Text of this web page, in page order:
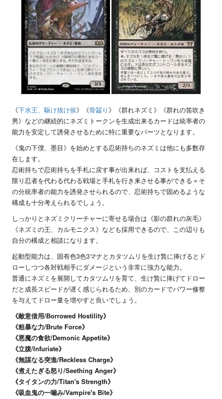
《下水王、駆け抜け侯》《骨齧り 》《群れネズミ》《群れの笛吹き
男》などの継続的にネズミトークンを生成出来るカードは統率者の
能力を安定して誘発させるために特に重要なパーツとなります。
《鬼の下僕、墨目》を始めとする忍術持ちのネズミは他にも多数存
在します。
忍術持ちで忍術持ちを手札に戻す事が出来れば、コストを支払える
限り忍者を代わる代わる戦場と手札を行き来させる事ができる＝そ
の分統率者の能力を誘発させられるので、忍術持ちで固めるような
構成も十分考えられるでしょう。
しっかりとネズミクリーチャーに寄せる場合は《影の群れの灰毛》
《ネズミの王、カルモニクス》なども採用できるので、この辺りも
自分の構成と相談になります。
起動型能力は、固有色3色3マナとカタツムリを生け贄に捧げるとド
ローしつつ各対戦相手にダメージという非常に強力な能力。
普通にネズミを展開してカタツムリを育て、生け贄に捧げてドロー
だと成長スピードが遅く感じられるため、別のカードでパワー修整
を与えてドロー量を増やすと良いでしょう。
《敵意借用/Borrowed Hostility》
《粗暴な力/Brute Force》
《悪魔の食欲/Demonic Appetite》
《立腹/Infuriate》
《無謀なる突進/Reckless Charge》
《煮えたぎる怒り/Seething Anger》
《タイタンの力/Titan's Strength》
《吸血鬼の一噛み/Vampire's Bite》